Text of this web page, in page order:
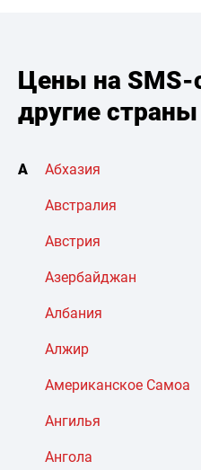
Цены на SMS-
другие страны
А Абхазия
Австралия
Австрия
Азербайджан
Албания
Алжир
Американское Самоа
Ангилья
Ангола